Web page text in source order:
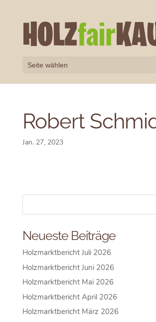
Seite wählen
Robert
Jan. 27, 2023
Neueste Beiträge
Holzmarktbericht Juli 2026
Holzmarktbericht Juni 2026
Holzmarktbericht Mai 2026
Holzmarktbericht April 2026
Holzmarktbericht März 2026